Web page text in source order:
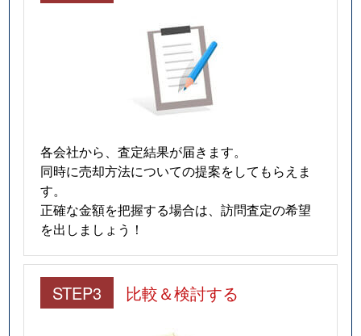
各会社から、査定結果が届きます。
同時に売却方法についての提案をしてもらえま
す。
正確な金額を把握する場合は、訪問査定の希望
を出しましょう！
STEP3 比較＆検討する